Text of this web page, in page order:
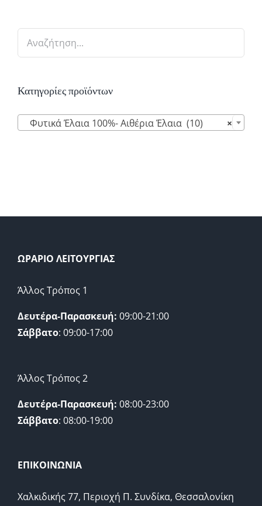
Κατηγορίες προϊόντων
×
Φυτικά Έλαια 100%- Αιθέρια Έλαια (10)
ΩΡΑΡΙΟ ΛΕΙΤΟΥΡΓΙΑΣ
Άλλος Τρόπος 1
Δευτέρα-Παρασκευή: 09:00-21:00
Σάββατο: 09:00-17:00
Άλλος Τρόπος 2
Δευτέρα-Παρασκευή: 08:00-23:00
Σάββατο: 08:00-19:00
ΕΠΙΚΟΙΝΩΝΙΑ
Χαλκιδικής 77, Περιοχή Π. Συνδίκα, Θεσσαλονίκη